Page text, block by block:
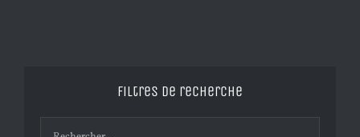
Filtres de recherche